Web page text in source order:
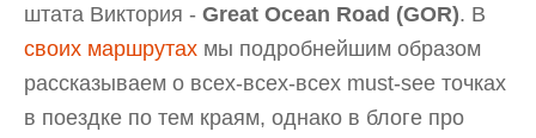
штата Виктория - Great Ocean Road (GOR). В
своих маршрутах мы подробнейшим образом
рассказываем о всех-всех-всех must-see точках
в поездке по тем краям, однако в блоге про